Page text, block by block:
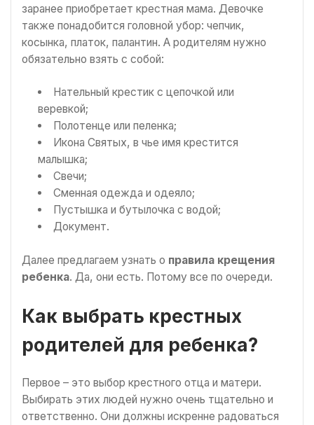
заранее приобретает крестная мама. Девочке
также понадобится головной убор: чепчик,
косынка, платок, палантин. А родителям нужно
обязательно взять с собой:
Нательный крестик с цепочкой или
веревкой;
Полотенце или пеленка;
Икона Святых, в чье имя крестится
малышка;
Свечи;
Сменная одежда и одеяло;
Пустышка и бутылочка с водой;
Документ.
Далее предлагаем узнать о правила крещения
ребенка. Да, они есть. Потому все по очереди.
Как выбрать крестных
родителей для ребенка?
Первое – это выбор крестного отца и матери.
Выбирать этих людей нужно очень тщательно и
ответственно. Они должны искренне радоваться